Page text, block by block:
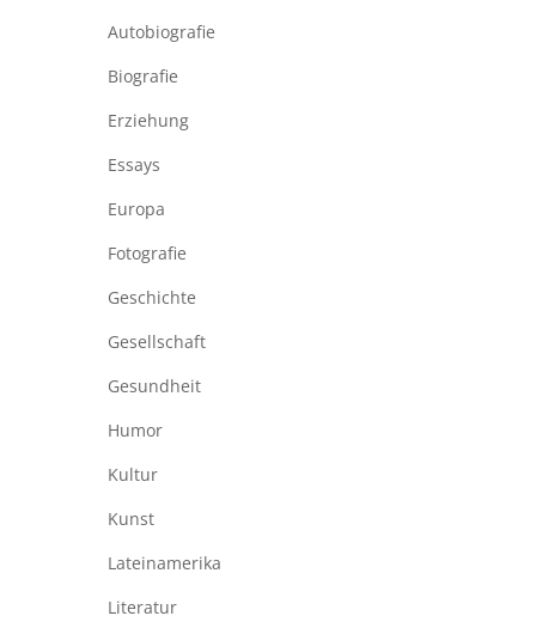
Autobiografie
Biografie
Erziehung
Essays
Europa
Fotografie
Geschichte
Gesellschaft
Gesundheit
Humor
Kultur
Kunst
Lateinamerika
Literatur